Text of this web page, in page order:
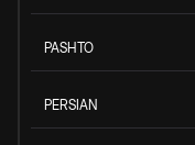
PASHTO
PERSIAN